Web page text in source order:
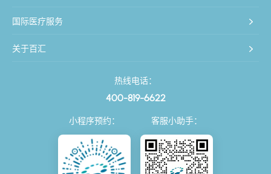
国际医疗服务
关于百汇
热线电话：
400-819-6622
小程序预约： 客服小助手：